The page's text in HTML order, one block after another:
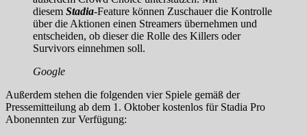
diesem Stadia-Feature können Zuschauer die Kontrolle
über die Aktionen einen Streamers übernehmen und
entscheiden, ob dieser die Rolle des Killers oder
Survivors einnehmen soll.
Google
Außerdem stehen die folgenden vier Spiele gemäß der
Pressemitteilung ab dem 1. Oktober kostenlos für Stadia Pro
Abonennten zur Verfügung: